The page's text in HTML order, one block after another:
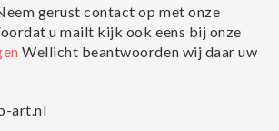
gerust contact op met onze
u mailt kijk ook eens bij onze
Wellicht beantwoorden wij daar uw
art.nl